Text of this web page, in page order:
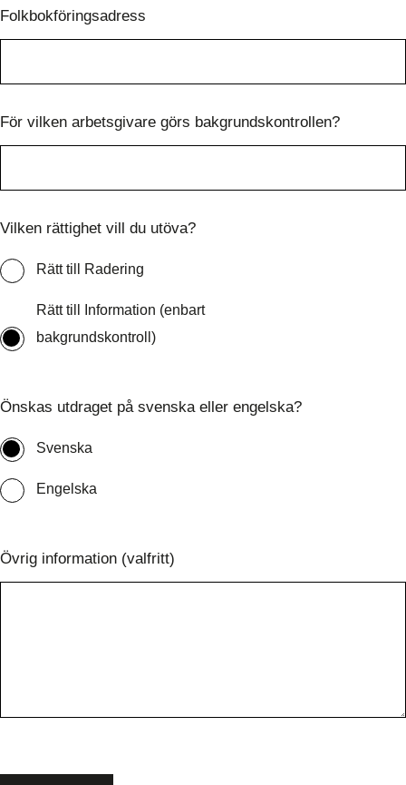
Folkbokföringsadress
För vilken arbetsgivare görs bakgrundskontrollen?
Vilken rättighet vill du utöva?
Rätt till Radering
Rätt till Information (enbart
bakgrundskontroll)
Önskas utdraget på svenska eller engelska?
Svenska
Engelska
Övrig information (valfritt)